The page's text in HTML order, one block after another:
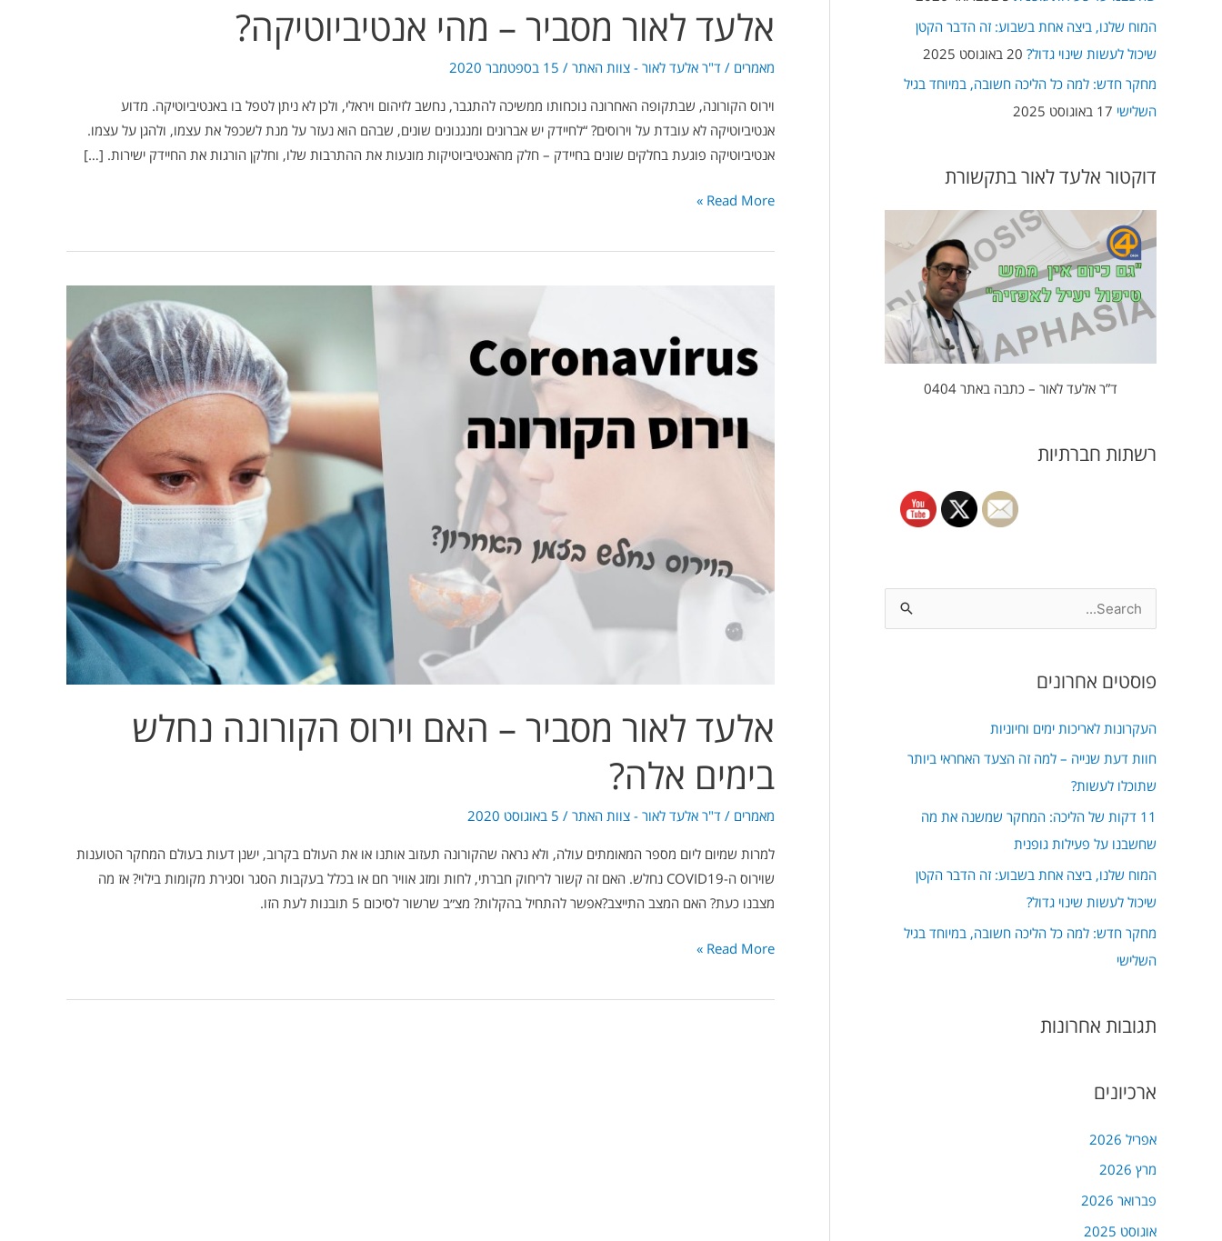
המוח שלנו, ביצה אחת בשבוע: זה הדבר הקטן
שיכול לעשות שינוי גדול? 20 באוגוסט 2025
מחקר חדש: למה כל הליכה חשובה, במיוחד בגיל
השלישי 17 באוגוסט 2025
דוקטור אלעד לאור בתקשורת
ד”ר אלעד לאור – כתבה באתר 0404
רשתות חברתיות
r
c
פוסטים אחרונים
העקרונות לאריכות ימים וחיוניות
חוות דעת שנייה – למה זה הצעד האחראי ביותר
שתוכלו לעשות?
11 דקות של הליכה: המחקר שמשנה את מה
שחשבנו על פעילות גופנית
המוח שלנו, ביצה אחת בשבוע: זה הדבר הקטן
שיכול לעשות שינוי גדול?
מחקר חדש: למה כל הליכה חשובה, במיוחד בגיל
השלישי
תגובות אחרונות
ארכיונים
אפריל 2026
מרץ 2026
פברואר 2026
אוגוסט 2025
אלעד לאור מסביר – מהי אנטיביוטיקה?
מאמרים / ד"ר אלעד לאור - צוות האתר / 15 בספטמבר 2020
וירוס הקורונה, שבתקופה האחרונה נוכחותו ממשיכה להתגבר, נחשב לזיהום ויראלי, ולכן לא ניתן לטפל בו באנטיביוטיקה. מדוע
אנטיביוטיקה לא עובדת על וירוסים? “לחיידק יש אברונים ומנגנונים שונים, שבהם הוא נעזר על מנת לשכפל את עצמו, ולהגן על עצמו.
אנטיביוטיקה פוגעת בחלקים שונים בחיידק – חלק מהאנטיביוטיקות מונעות את ההתרבות שלו, וחלקן הורגות את החיידק ישירות. […]
Read More »
אלעד לאור מסביר – האם וירוס הקורונה נחלש
בימים אלה?
מאמרים / ד"ר אלעד לאור - צוות האתר / 5 באוגוסט 2020
למרות שמיום ליום מספר המאומתים עולה, ולא נראה שהקורונה תעזוב אותנו או את העולם בקרוב, ישנן דעות בעולם המחקר הטוענות
שוירוס ה-COVID19 נחלש. האם זה קשור לריחוק חברתי, לחות ומזג אוויר חם או בכלל בעקבות הסגר וסגירת מקומות בילוי? אז מה
מצבנו כעת? האם המצב התייצב?אפשר להתחיל בהקלות? מצ״ב שרשור לסיכום 5 תובנות לעת הזו.
מסביר
הקורונה
Read More »